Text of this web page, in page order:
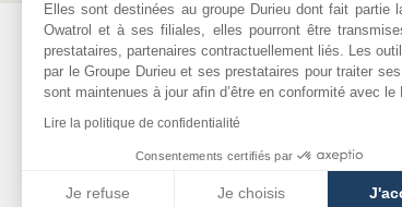
Elles sont destinées au groupe Durieu dont fait partie
Owatrol et à ses filiales, elles pourront être
prestataires, partenaires contractuellement liés. Les
par le Groupe Durieu et ses prestataires pour traiter
sont maintenues à jour afin d’être en conformité avec le
Lire la politique de confidentialité
Consentements certifiés par
Je refuse Je choisis
OWATROL
Productos
Proyectos